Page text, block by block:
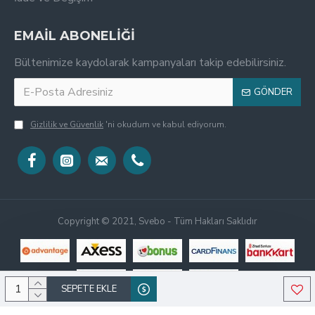
SEPETE EKLE
EMAİL ABONELİĞİ
Bültenimize kaydolarak kampanyaları takip edebilirsiniz.
GÖNDER
Gizlilik ve Güvenlik 'ni okudum ve kabul ediyorum.
Copyright © 2021, Svebo - Tüm Hakları Saklıdır